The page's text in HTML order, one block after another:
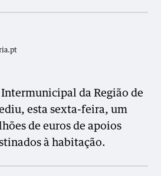
da Região de
esta sexta-feira, um
de euros de apoios
à habitação.